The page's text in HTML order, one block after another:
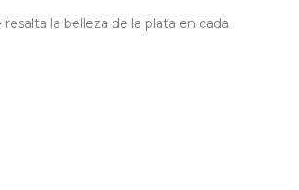
la belleza de la plata en cada